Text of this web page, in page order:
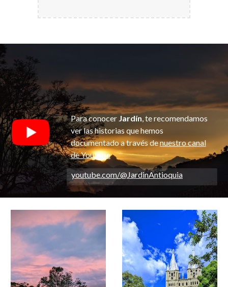
Para conocer Jardín, te recomendamos
ver las historias que hemos
documentado a través denuestro canal
de Youtube
youtube.com/@JardinAntioquia